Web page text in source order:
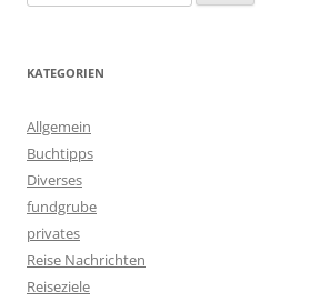
KATEGORIEN
Allgemein
Buchtipps
Diverses
fundgrube
privates
Reise Nachrichten
Reiseziele